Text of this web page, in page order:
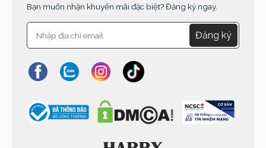
Bạn muốn nhận khuyến mãi đặc biệt? Đăng ký ngay.
Đăng ký